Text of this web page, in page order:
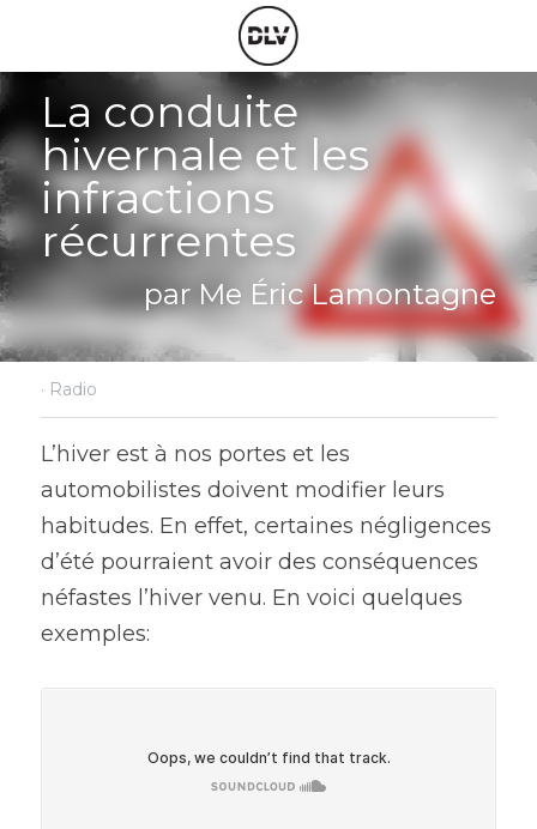
La conduite
hivernale et les
infractions
récurrentes
par Me Éric Lamontagne
· Radio
L’hiver est à nos portes et les
automobilistes doivent modifier leurs
habitudes. En effet, certaines négligences
d’été pourraient avoir des conséquences
néfastes l’hiver venu. En voici quelques
exemples: